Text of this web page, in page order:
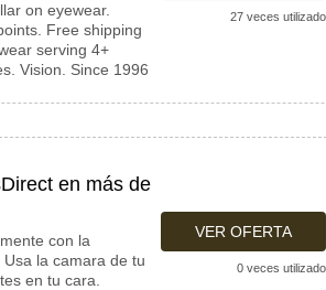
on eyewear.
Free shipping
serving 4+
Vision. Since 1996
27 veces utilizado
en más de
con la
la camara de tu
en tu cara.
VER OFERTA
0 veces utilizado